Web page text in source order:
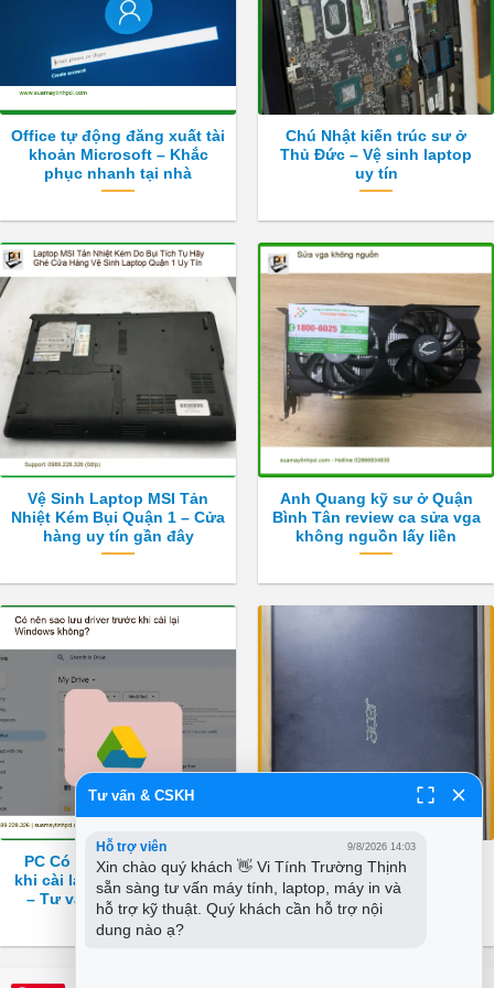
Office tự động đăng xuất tài
khoản Microsoft – Khắc
phục nhanh tại nhà
Chú Nhật kiến trúc sư ở
Thủ Đức – Vệ sinh laptop
uy tín
Vệ Sinh Laptop MSI Tản
Nhiệt Kém Bụi Quận 1 – Cửa
hàng uy tín gần đây
Anh Quang kỹ sư ở Quận
Bình Tân review ca sửa vga
không nguồn lấy liền
PC Có nên sao lưu driver
khi cài lại Windows không?
– Tư vấn chuyên gia PCI
Bác Hùng khắc phục main
nguồn chập chờn Laptop
Acer Quận Bình Tân
Tư vấn & CSKH
Hỗ trợ viên 9/8/2026 14:03
Xin chào quý khách 👋 Vi Tính Trường Thịnh
sẵn sàng tư vấn máy tính, laptop, máy in và
hỗ trợ kỹ thuật. Quý khách cần hỗ trợ nội
dung nào ạ?